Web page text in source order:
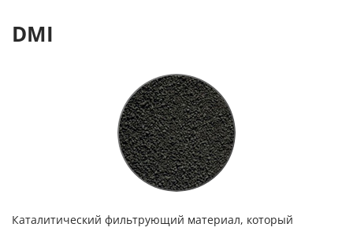
DMI
Каталитический фильтрующий материал, который